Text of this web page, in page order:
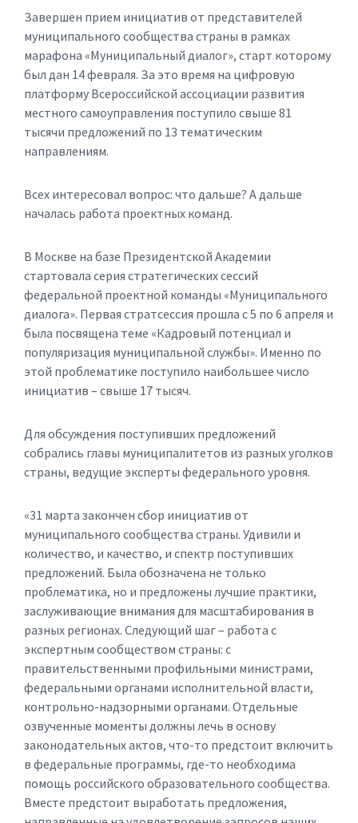
Завершен прием инициатив от представителей
муниципального сообщества страны в рамках
марафона «Муниципальный диалог», старт которому
был дан 14 февраля. За это время на цифровую
платформу Всероссийской ассоциации развития
местного самоуправления поступило свыше 81
тысячи предложений по 13 тематическим
направлениям.
Всех интересовал вопрос: что дальше? А дальше
началась работа проектных команд.
В Москве на базе Президентской Академии
стартовала серия стратегических сессий
федеральной проектной команды «Муниципального
диалога». Первая стратсессия прошла с 5 по 6 апреля и
была посвящена теме «Кадровый потенциал и
популяризация муниципальной службы». Именно по
этой проблематике поступило наибольшее число
инициатив – свыше 17 тысяч.
Для обсуждения поступивших предложений
собрались главы муниципалитетов из разных уголков
страны, ведущие эксперты федерального уровня.
«31 марта закончен сбор инициатив от
муниципального сообщества страны. Удивили и
количество, и качество, и спектр поступивших
предложений. Была обозначена не только
проблематика, но и предложены лучшие практики,
заслуживающие внимания для масштабирования в
разных регионах. Следующий шаг – работа с
экспертным сообществом страны: с
правительственными профильными министрами,
федеральными органами исполнительной власти,
контрольно-надзорными органами. Отдельные
озвученные моменты должны лечь в основу
законодательных актов, что-то предстоит включить
в федеральные программы, где-то необходима
помощь российского образовательного сообщества.
Вместе предстоит выработать предложения,